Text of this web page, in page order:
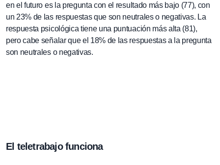
en el futuro es la pregunta con el resultado más bajo (77), con
un 23% de las respuestas que son neutrales o negativas. La
respuesta psicológica tiene una puntuación más alta (81),
pero cabe señalar que el 18% de las respuestas a la pregunta
son neutrales o negativas.
El teletrabajo funciona